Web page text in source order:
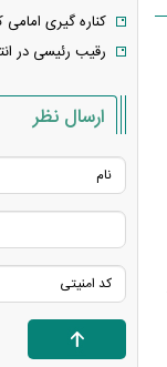
کناره گیری
رقیب رئیسی در
ارسال نظر